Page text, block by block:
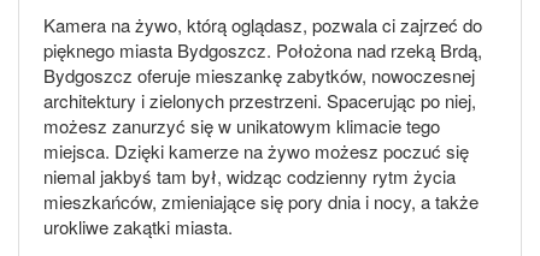
Kamera na żywo, którą oglądasz, pozwala ci zajrzeć do
pięknego miasta Bydgoszcz. Położona nad rzeką Brdą,
Bydgoszcz oferuje mieszankę zabytków, nowoczesnej
architektury i zielonych przestrzeni. Spacerując po niej,
możesz zanurzyć się w unikatowym klimacie tego
miejsca. Dzięki kamerze na żywo możesz poczuć się
niemal jakbyś tam był, widząc codzienny rytm życia
mieszkańców, zmieniające się pory dnia i nocy, a także
urokliwe zakątki miasta.